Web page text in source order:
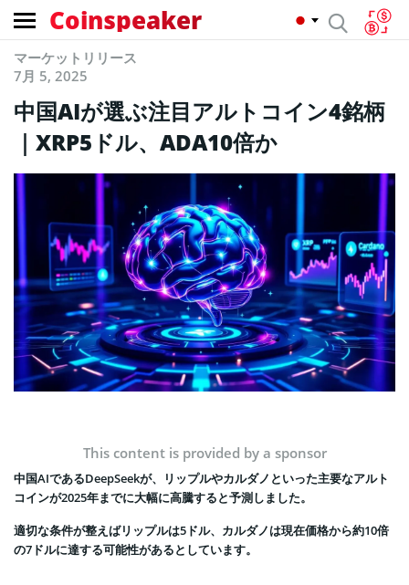
Coinspeaker
マーケットリリース
7月 5, 2025
中国AIが選ぶ注目アルトコイン4銘柄
｜XRP5ドル、ADA10倍か
This content is provided by a sponsor
中国AIであるDeepSeekが、リップルやカルダノといった主要なアルト
コインが2025年までに大幅に高騰すると予測しました。
適切な条件が整えばリップルは5ドル、カルダノは現在価格から約10倍
の7ドルに達する可能性があるとしています。